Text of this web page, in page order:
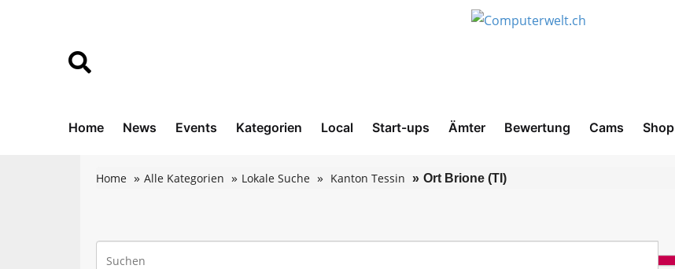
Home News Events Kategorien Local Start-ups Ämter Bewertung Cams Shop
Home Alle Kategorien Lokale Suche Kanton Tessin Ort Brione (TI)